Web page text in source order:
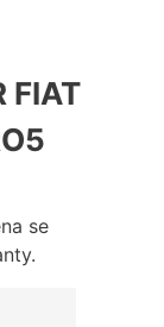
FIAT
se